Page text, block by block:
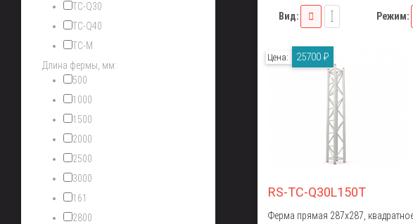
TC-Q30
TC-Q40
TC-M
Длина фермы, мм:
500
1000
1500
2000
2500
3000
161
2800
Вид: Режим:
RS-TC-Q30L150T
Ферма прямая 287х287,
Цена: 25700 ₽